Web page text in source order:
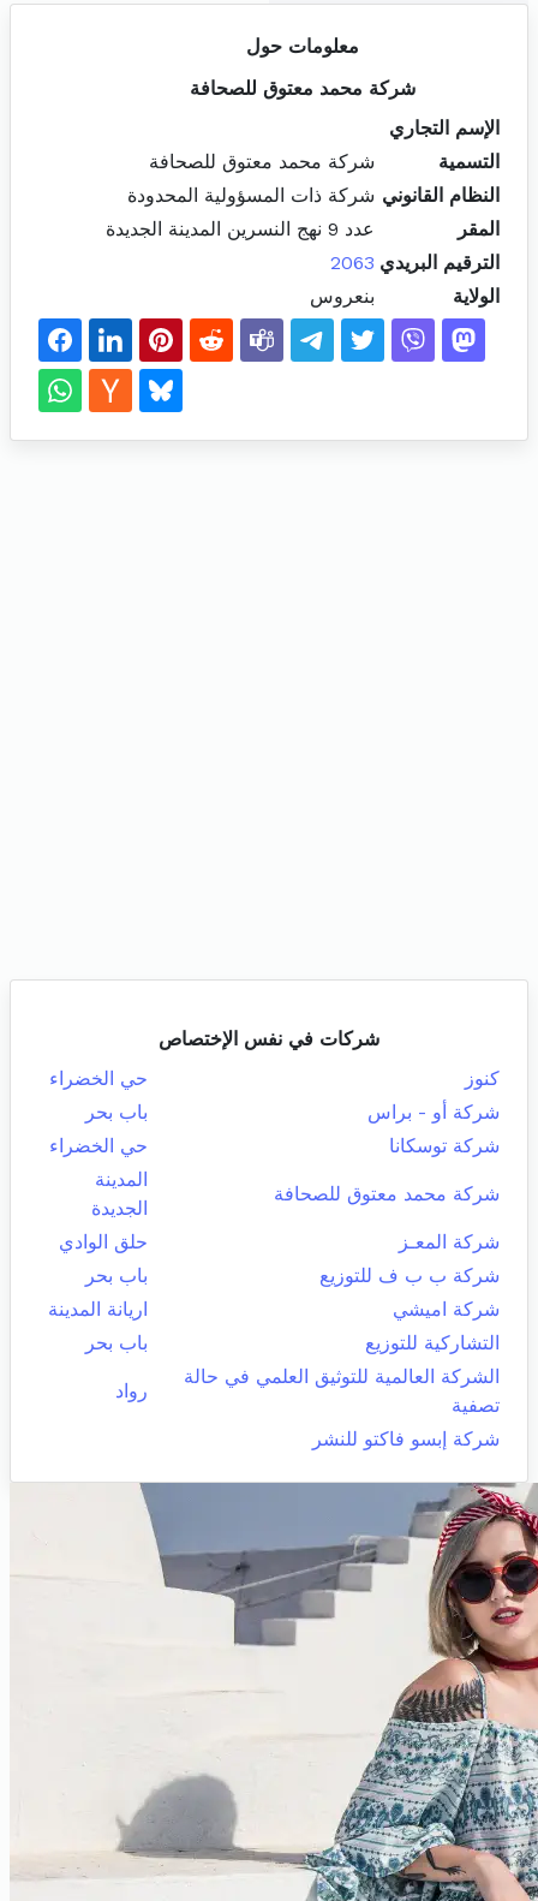
معلومات حول
شركة محمد معتوق للصحافة
الإسم التجاري
التسمية
شركة محمد معتوق للصحافة
النظام القانوني شركة ذات المسؤولية المحدودة
المقر
عدد 9 نهج النسرين المدينة الجديدة
الترقيم البريدي 2063
الولاية
بنعروس
شركات في نفس الإختصاص
كنوز
حي الخضراء
شركة أو - براس
باب بحر
شركة توسكانا
حي الخضراء
شركة محمد معتوق للصحافة
المدينة
الجديدة
شركة المعـز
حلق الوادي
شركة ب ب ف للتوزيع
باب بحر
شركة اميشي
اريانة المدينة
التشاركية للتوزيع
باب بحر
الشركة العالمية للتوثيق العلمي في حالة
تصفية
رواد
شركة إبسو فاكتو للنشر